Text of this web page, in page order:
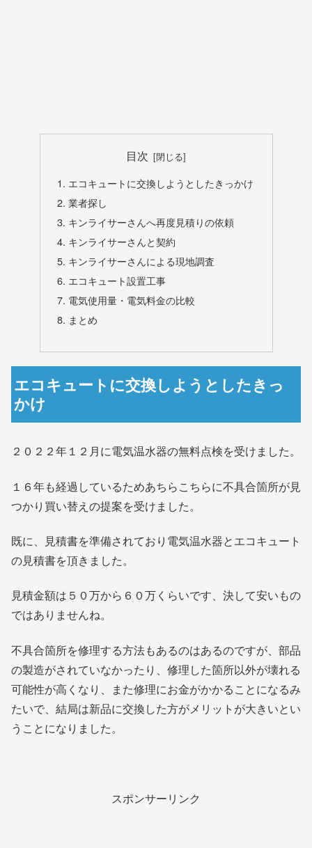
目次
エコキュートに交換しようとしたきっかけ
業者探し
キンライサーさんへ再度見積りの依頼
キンライサーさんと契約
キンライサーさんによる現地調査
エコキュート設置工事
電気使用量・電気料金の比較
まとめ
エコキュートに交換しようとしたきっ
かけ
２０２２年１２月に電気温水器の無料点検を受けました。
１６年も経過しているためあちらこちらに不具合箇所が見
つかり買い替えの提案を受けました。
既に、見積書を準備されており電気温水器とエコキュート
の見積書を頂きました。
見積金額は５０万から６０万くらいです、決して安いもの
ではありませんね。
不具合箇所を修理する方法もあるのはあるのですが、部品
の製造がされていなかったり、修理した箇所以外が壊れる
可能性が高くなり、また修理にお金がかかることになるみ
たいで、結局は新品に交換した方がメリットが大きいとい
うことになりました。
スポンサーリンク